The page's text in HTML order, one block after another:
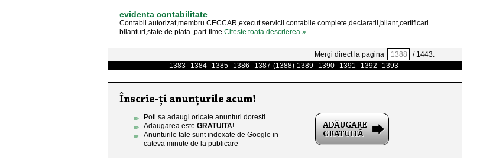
evidenta contabilitate
Contabil autorizat,membru CECCAR,execut servicii contabile complete,declaratii,bilant,certificari
bilanturi,state de plata ,part-time Citeste toata descrierea »
Mergi direct la pagina
/ 1443.
1383
1384 1385 1386 1387 (1388) 1389 1390 1391 1392 1393
Poti sa adaugi oricate anunturi doresti.
Adaugarea este GRATUITA!
Anunturile tale sunt indexate de Google in
cateva minute de la publicare